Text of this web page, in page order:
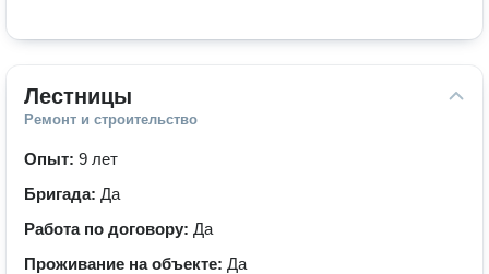
Лестницы
Ремонт и строительство
Опыт: 9 лет
Бригада: Да
Работа по договору: Да
Проживание на объекте: Да